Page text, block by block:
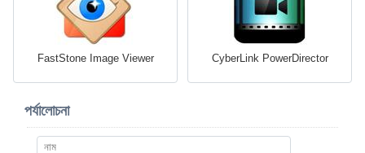
FastStone Image Viewer CyberLink PowerDirector
পর্যালোচনা